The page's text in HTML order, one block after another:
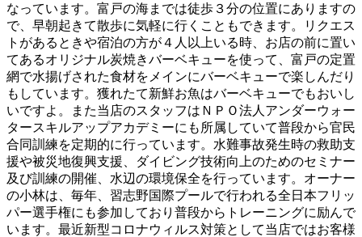
なっています。富戸の海までは徒歩３分の位置にありますの
で、早朝起きて散歩に気軽に行くこともできます。リクエス
トがあるときや宿泊の方が４人以上いる時、お店の前に置い
てあるオリジナル炭焼きバーベキューを使って、富戸の定置
網で水揚げされた食材をメインにバーベキューで楽しんだり
もしています。獲れたて新鮮お魚はバーベキューでもおいし
いですよ。また当店のスタッフはＮＰＯ法人アンダーウォー
タースキルアップアカデミーにも所属していて普段から官民
合同訓練を定期的に行っています。水難事故発生時の救助支
援や被災地復興支援、ダイビング技術向上のためのセミナー
及び訓練の開催、水辺の環境保全を行っています。オーナー
の小林は、毎年、習志野国際プールで行われる全日本フリッ
パー選手権にも参加しており普段からトレーニングに励んで
います。最近新型コロナウィルス対策として当店ではお客様